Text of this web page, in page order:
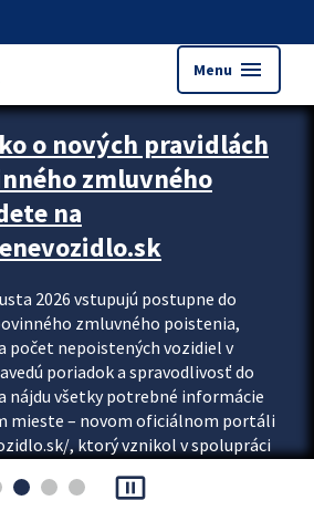
Menu menu
upútavok
o nových pravidlách
zmluvného
na
2026 vstupujú postupne do
zmluvného poistenia,
počet nepoistených vozidiel v
poriadok a spravodlivosť do
nájdu všetky potrebné informácie
mieste – novom oficiálnom portáli
, ktorý vznikol v spolupráci
a Ministerstva vnútra SR.
pause_presentation